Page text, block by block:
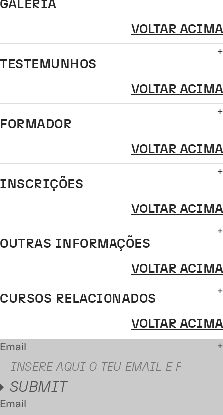
GALERIA
VOLTAR ACIMA
TESTEMUNHOS
VOLTAR ACIMA
FORMADOR
VOLTAR ACIMA
INSCRIÇÕES
VOLTAR ACIMA
OUTRAS INFORMAÇÕES
VOLTAR ACIMA
CURSOS RELACIONADOS
VOLTAR ACIMA
Email
SUBMIT
Email